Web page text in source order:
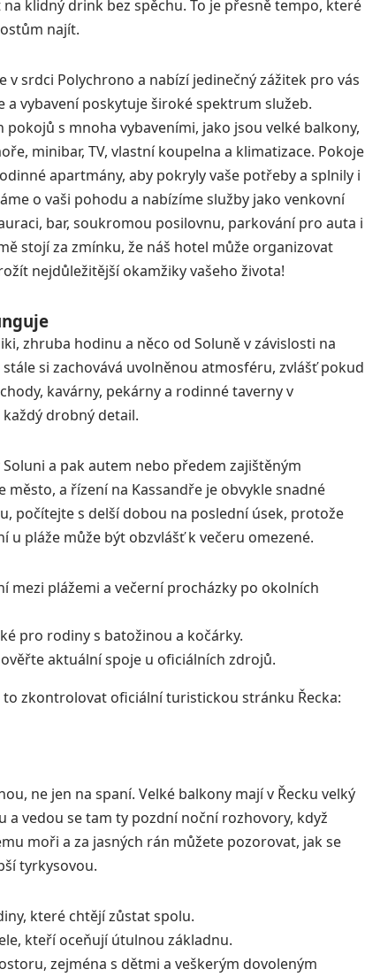
klidný drink bez spěchu. To je přesně tempo, které
najít.
v srdci Polychrono a nabízí jedinečný zážitek pro vás
vybavení poskytuje široké spektrum služeb.
s mnoha vybaveními, jako jsou velké balkony,
minibar, TV, vlastní koupelna a klimatizace. Pokoje
apartmány, aby pokryly vaše potřeby a splnily i
o vaši pohodu a nabízíme služby jako venkovní
bar, soukromou posilovnu, parkování pro auta i
stojí za zmínku, že náš hotel může organizovat
nejdůležitější okamžiky vašeho života!
zhruba hodinu a něco od Soluně v závislosti na
si zachovává uvolněnou atmosféru, zvlášť pokud
kavárny, pekárny a rodinné taverny v
drobný detail.
a pak autem nebo předem zajištěným
a řízení na Kassandře je obvykle snadné
počítejte s delší dobou na poslední úsek, protože
pláže může být obzvlášť k večeru omezené.
mezi plážemi a večerní procházky po okolních
pro rodiny s batožinou a kočárky.
aktuální spoje u oficiálních zdrojů.
zkontrolovat oficiální turistickou stránku Řecka:
ne jen na spaní. Velké balkony mají v Řecku velký
a vedou se tam ty pozdní noční rozhovory, když
moři a za jasných rán můžete pozorovat, jak se
tyrkysovou.
které chtějí zůstat spolu.
kteří oceňují útulnou základnu.
zejména s dětmi a veškerým dovoleným